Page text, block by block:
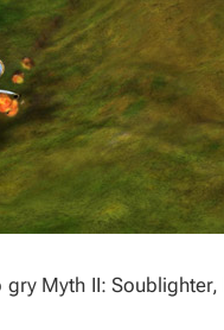
Myth II: Soublighter,